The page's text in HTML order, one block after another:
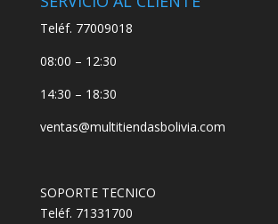
Teléf. 77009018
08:00 – 12:30
14:30 – 18:30
ventas@multitiendasbolivia.com
SOPORTE TECNICO
Teléf. 71331700